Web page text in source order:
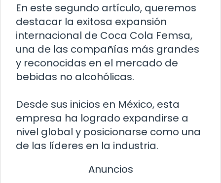
En este segundo artículo, queremos
destacar la exitosa expansión
internacional de Coca Cola Femsa,
una de las compañías más grandes
y reconocidas en el mercado de
bebidas no alcohólicas.
Desde sus inicios en México, esta
empresa ha logrado expandirse a
nivel global y posicionarse como una
de las líderes en la industria.
Anuncios